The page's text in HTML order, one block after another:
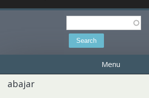
Search
Menu
abajar